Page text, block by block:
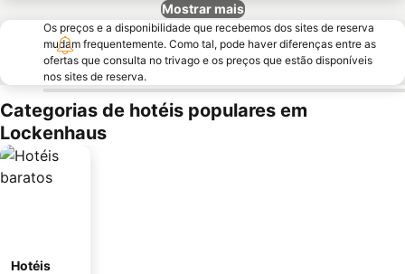
Mostrar mais
Os preços e a disponibilidade que recebemos dos sites de reserva
mudam frequentemente. Como tal, pode haver diferenças entre as
ofertas que consulta no trivago e os preços que estão disponíveis
nos sites de reserva.
Categorias de hotéis populares em
Lockenhaus
Hotéis